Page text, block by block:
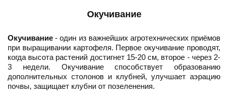
Окучивание
Окучивание - один из важнейших агротехнических приёмов
при выращивании картофеля. Первое окучивание проводят,
когда высота растений достигнет 15-20 см, второе - через 2-
3 недели. Окучивание способствует образованию
дополнительных столонов и клубней, улучшает аэрацию
почвы, защищает клубни от позеленения.